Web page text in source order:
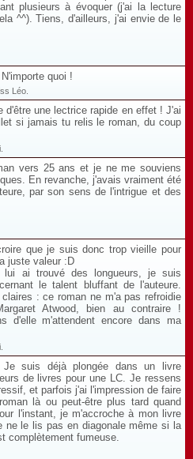
plusieurs à évoquer (j'ai la lecture
^^). Tiens, d'ailleurs, j'ai envie de le
quoi !
Léo.
d'être une lectrice rapide en effet ! J'ai
si jamais tu relis le roman, du coup
vers 25 ans et je ne me souviens
En revanche, j'avais vraiment été
par son sens de l'intrigue et des
que je suis donc trop vieille pour
juste valeur :D
ai trouvé des longueurs, je suis
le talent bluffant de l'auteure.
: ce roman ne m'a pas refroidie
Atwood, bien au contraire !
d'elle m'attendent encore dans ma
suis déjà plongée dans un livre
de livres pour une LC. Je ressens
et parfois j'ai l'impression de faire
là ou peut-être plus tard quand
l'instant, je m'accroche à mon livre
le lis pas en diagonale même si la
complètement fumeuse.